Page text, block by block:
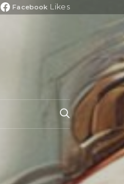
Facebook Likes